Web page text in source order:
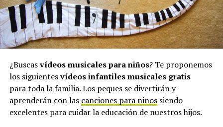
¿Buscasvídeos musicales para niños? Te proponemos
los siguientesvídeos infantiles musicales gratis
para toda la familia. Los peques se divertirán y
aprenderán con las canciones para niñossiendo
excelentes para cuidar la educación de nuestros hijos.